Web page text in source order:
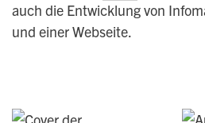
auch die Entwicklung von
und einer Webseite.